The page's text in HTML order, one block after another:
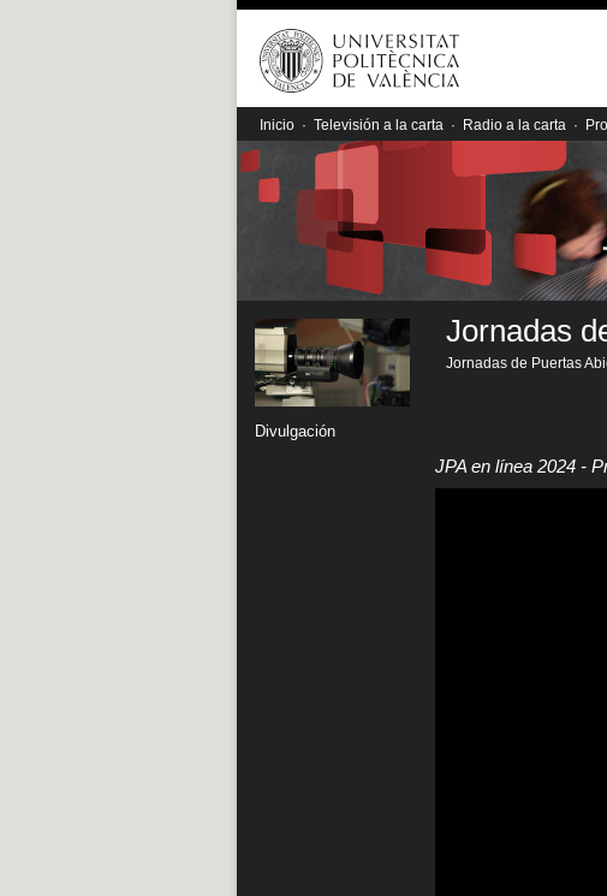
Inicio · Televisión a la carta · Radio a la carta ·
Divulgación
Jornadas
Jornadas de Puertas
JPA en línea 2024 -